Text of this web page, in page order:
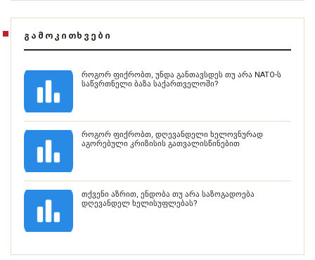
ᲒᲐᲛᲝᲙᲘᲗᲮᲕᲔᲑᲘ
როგორ ფიქრობთ, უნდა განთავსდეს თუ არა NATO-ს
საწვრთნელი ბაზა საქართველოში?
როგორ ფიქრობთ, დღევანდელი ხელოვნურად
აგორებული კრიზისის გათვალისწინებით
თქვენი აზრით, ენდობა თუ არა საზოგადოება
დღევანდელ ხელისუფლებას?